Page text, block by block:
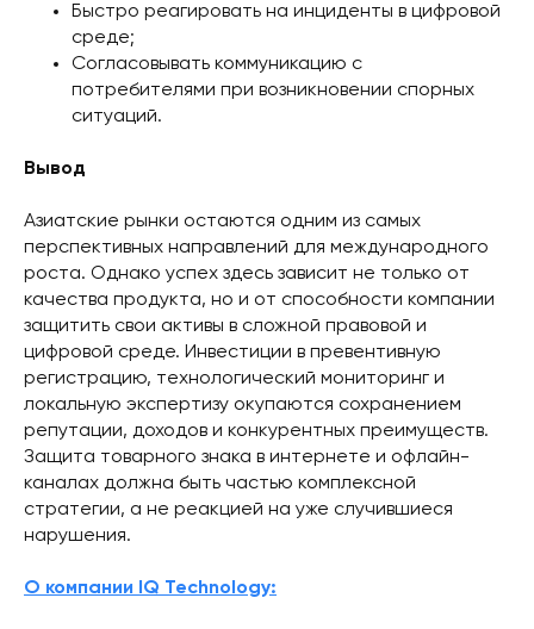
Быстро реагировать на инциденты в цифровой
среде;
Согласовывать коммуникацию с
потребителями при возникновении спорных
ситуаций.
Вывод
Азиатские рынки остаются одним из самых
перспективных направлений для международного
роста. Однако успех здесь зависит не только от
качества продукта, но и от способности компании
защитить свои активы в сложной правовой и
цифровой среде. Инвестиции в превентивную
регистрацию, технологический мониторинг и
локальную экспертизу окупаются сохранением
репутации, доходов и конкурентных преимуществ.
Защита товарного знака в интернете и офлайн-
каналах должна быть частью комплексной
стратегии, а не реакцией на уже случившиеся
нарушения.
О компании IQ Technology: